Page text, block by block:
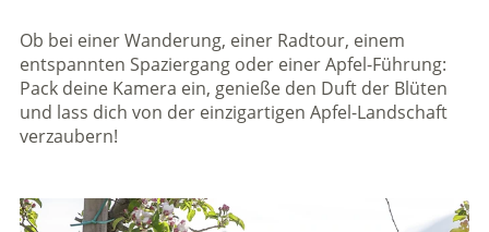
Ob bei einer Wanderung, einer Radtour, einem
entspannten Spaziergang oder einer Apfel-Führung:
Pack deine Kamera ein, genieße den Duft der Blüten
und lass dich von der einzigartigen Apfel-Landschaft
verzaubern!